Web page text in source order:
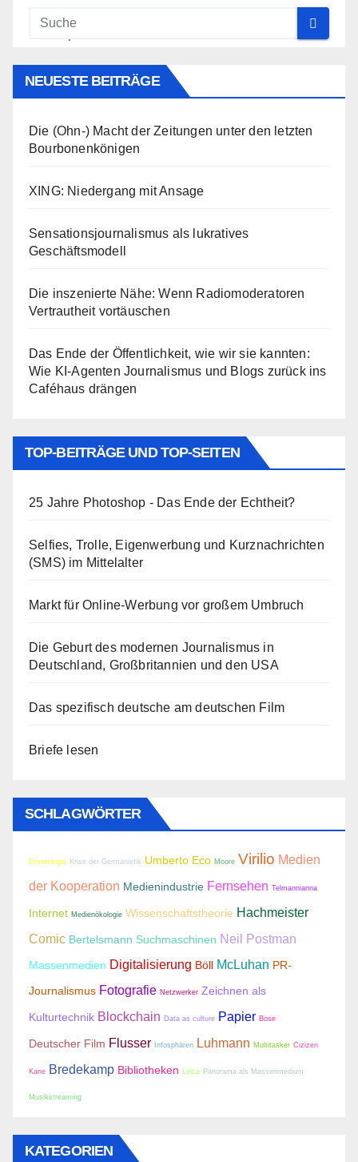
NEUESTE BEITRÄGE
Die (Ohn-) Macht der Zeitungen unter den letzten
Bourbonenkönigen
XING: Niedergang mit Ansage
Sensationsjournalismus als lukratives
Geschäftsmodell
Die inszenierte Nähe: Wenn Radiomoderatoren
Vertrautheit vortäuschen
Das Ende der Öffentlichkeit, wie wir sie kannten:
Wie KI-Agenten Journalismus und Blogs zurück ins
Caféhaus drängen
TOP-BEITRÄGE UND TOP-SEITEN
25 Jahre Photoshop - Das Ende der Echtheit?
Selfies, Trolle, Eigenwerbung und Kurznachrichten
(SMS) im Mittelalter
Markt für Online-Werbung vor großem Umbruch
Die Geburt des modernen Journalismus in
Deutschland, Großbritannien und den USA
Das spezifisch deutsche am deutschen Film
Briefe lesen
SCHLAGWÖRTER
Dromologie Krise der Germanistik Umberto Eco Moore Virilio Medien
der Kooperation Medienindustrie Fernsehen Telmannianna
Internet Medienökologie Wissenschaftstheorie Hachmeister
Comic Bertelsmann Suchmaschinen Neil Postman
Massenmedien Digitalisierung Böll McLuhan PR-
Journalismus Fotografie Netzwerker Zeichnen als
Kulturtechnik Blockchain Data as culture Papier Bose
Deutscher Film Flusser Infosphären Luhmann Multitasker Cizizen
Kane Bredekamp Bibliotheken Leica Panorama als Massenmedium
Musikstreaming
KATEGORIEN